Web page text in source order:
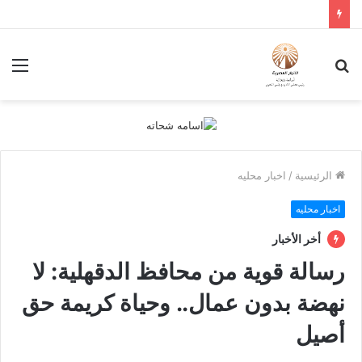
الرئيسية / اخبار محليه
اخبار محليه
أخر الأخبار
رسالة قوية من محافظ الدقهلية: لا
نهضة بدون عمال.. وحياة كريمة حق
أصيل